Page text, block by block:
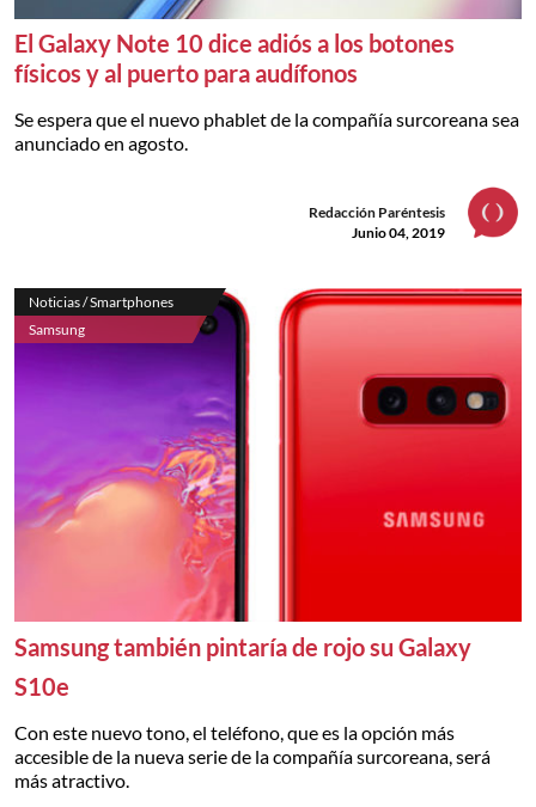
El Galaxy Note 10 dice adiós a los botones
físicos y al puerto para audífonos
Se espera que el nuevo phablet de la compañía surcoreana sea
anunciado en agosto.
Redacción Paréntesis
Junio 04, 2019
Noticias / Smartphones
Samsung
Samsung también pintaría de rojo su Galaxy
S10e
Con este nuevo tono, el teléfono, que es la opción más
accesible de la nueva serie de la compañía surcoreana, será
más atractivo.